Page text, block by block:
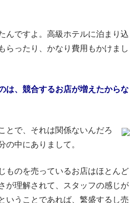
んですよ。高級ホテルに泊まり込
らったり、かなり費用もかけまし
、競合するお店が増えたからな
とで、それは関係ないんだろ
の中にありまして。
ものを売っているお店はほとんど
が理解されて、スタッフの感じが
いうことであれば、繁盛するし売